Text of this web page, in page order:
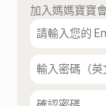
加入媽媽寶寶